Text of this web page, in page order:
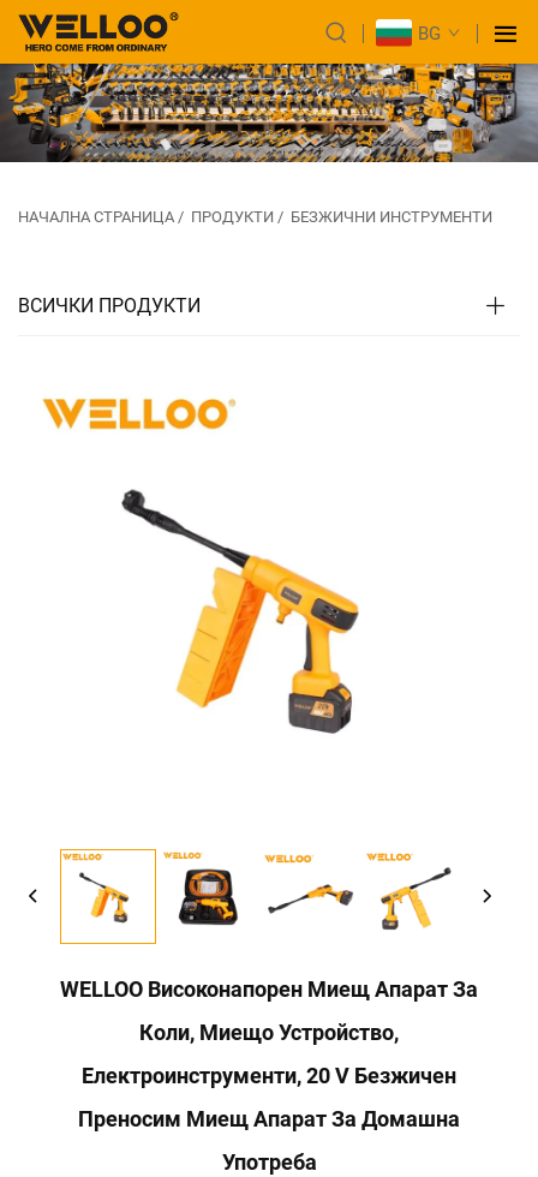
BG
НАЧАЛНА СТРАНИЦА / ПРОДУКТИ / БЕЗЖИЧНИ ИНСТРУМЕНТИ
ВСИЧКИ ПРОДУКТИ
WELLOO Високонапорен Миещ Апарат За
Коли, Миещо Устройство,
Електроинструменти, 20 V Безжичен
Преносим Миещ Апарат За Домашна
Употреба